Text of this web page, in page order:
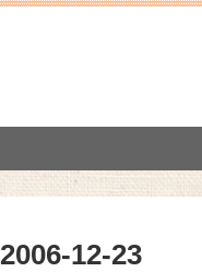
2006-12-23